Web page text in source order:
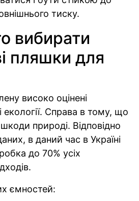
тиску.
вибирати
пляшки для
високо оцінені
екології. Справа в тому, що
природі. Відповідно
в даний час в Україні
до 70% усіх
ємностей: